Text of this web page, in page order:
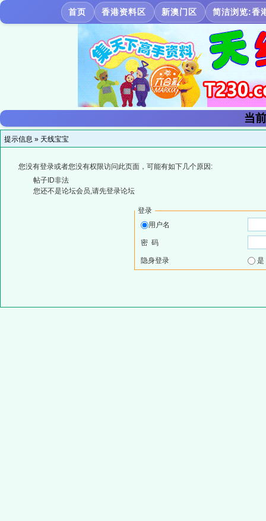
首页 香港资料区 新澳门区 简洁浏览:香
当
提示信息 » 天线宝宝
您没有登录或者您没有权限访问此页面，可能有如下几个原因:
帖子ID非法
您还不是论坛会员,请先登录论坛
登录
用户名
密 码
隐身登录